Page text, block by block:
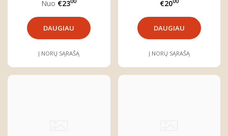
Nuo €23
DAUGIAU
Į NORŲ SĄRAŠĄ
€20
DAUGIAU
Į NORŲ SĄRAŠĄ